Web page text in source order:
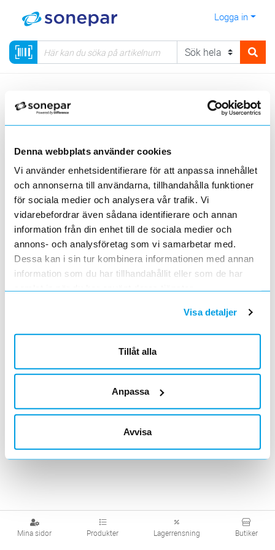
Denna webbplats använder cookies
Vi använder enhetsidentifierare för att anpassa innehållet
och annonserna till användarna, tillhandahålla funktioner
för sociala medier och analysera vår trafik. Vi
vidarebefordrar även sådana identifierare och annan
information från din enhet till de sociala medier och
annons- och analysföretag som vi samarbetar med.
Dessa kan i sin tur kombinera informationen med annan
information som du har tillhandahållit eller som de har
samlat in när du har använt deras tjänster.
Visa detaljer
Tillåt alla
Anpassa
Avvisa
Logga in
Mina sidor Produkter Lagerrensning Butiker
Visa produkter från alla underliggande kategorier
Domekameror
H6A inomhus
Domekameror
H6A utomhus
Visa produkter från alla underliggande kategorier